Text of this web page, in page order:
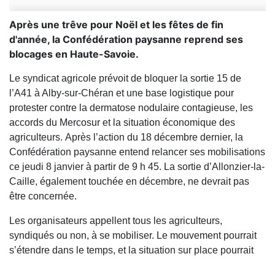
Après une trêve pour Noël et les fêtes de fin
d'année, la Confédération paysanne reprend ses
blocages en Haute-Savoie.
Le syndicat agricole prévoit de bloquer la sortie 15 de
l’A41 à Alby-sur-Chéran et une base logistique pour
protester contre la dermatose nodulaire contagieuse, les
accords du Mercosur et la situation économique des
agriculteurs. Après l’action du 18 décembre dernier, la
Confédération paysanne entend relancer ses mobilisations
ce jeudi 8 janvier à partir de 9 h 45. La sortie d’Allonzier-la-
Caille, également touchée en décembre, ne devrait pas
être concernée.
Les organisateurs appellent tous les agriculteurs,
syndiqués ou non, à se mobiliser. Le mouvement pourrait
s’étendre dans le temps, et la situation sur place pourrait